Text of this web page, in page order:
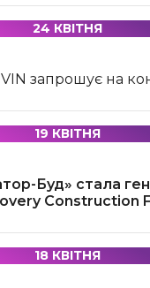
24 КВІТНЯ
запрошує на
19 КВІТНЯ
Буд» стала
Construction
18 КВІТНЯ